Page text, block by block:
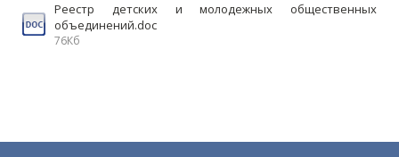
Реестр детских и молодежных общественных
объединений.doc
76Кб